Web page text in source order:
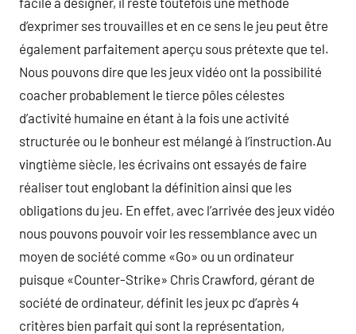
d’exprimer ses trouvailles et en ce sens le jeu peut être
également parfaitement aperçu sous prétexte que tel.
Nous pouvons dire que les jeux vidéo ont la possibilité
coacher probablement le tierce pôles célestes
d’activité humaine en étant à la fois une activité
structurée ou le bonheur est mélangé à l’instruction.Au
vingtième siècle, les écrivains ont essayés de faire
réaliser tout englobant la définition ainsi que les
obligations du jeu. En effet, avec l’arrivée des jeux vidéo
nous pouvons pouvoir voir les ressemblance avec un
moyen de société comme «Go» ou un ordinateur
puisque «Counter-Strike» Chris Crawford, gérant de
société de ordinateur, définit les jeux pc d’après 4
critères bien parfait qui sont la représentation,